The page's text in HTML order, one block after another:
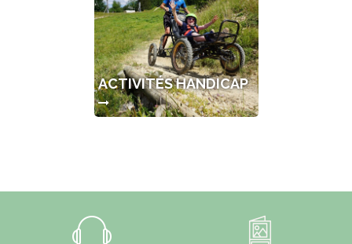
ACTIVITÉS HANDICAP